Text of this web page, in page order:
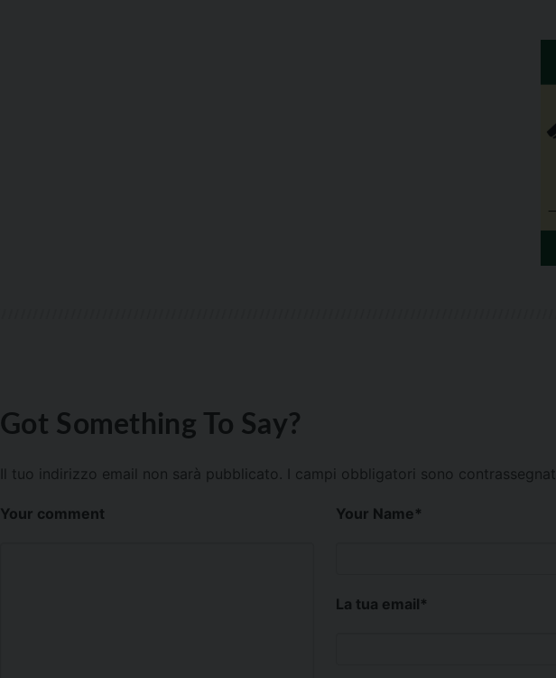
Got Something To Say?
Il tuo indirizzo email non sarà pubblicato. I campi obbligatori sono contrassegnati
Your comment Your Name*
La tua email*